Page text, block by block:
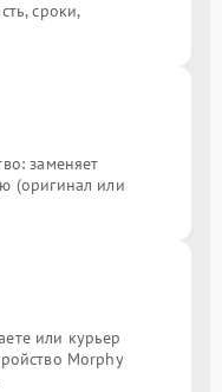
сроки,
заменяет
(оригинал или
или курьер
Morphy